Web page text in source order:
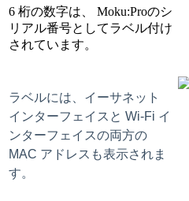
6 桁の数字は、 Moku:Proのシ
リアル番号としてラベル付け
されています。
ラベルには、イーサネット
インターフェイスと Wi-Fi イ
ンターフェイスの両方の
MAC アドレスも表示されま
す。